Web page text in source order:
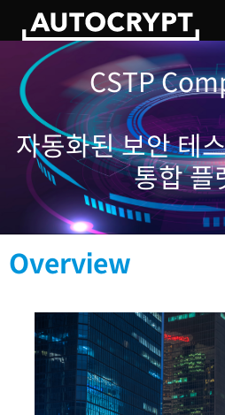
CSTP
자동화된 보안 테
통합 플
Overview